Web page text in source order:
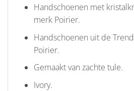
Handschoenen met
merk Poirier.
Handschoenen uit de
Poirier.
Gemaakt van zachte tule.
Ivory.